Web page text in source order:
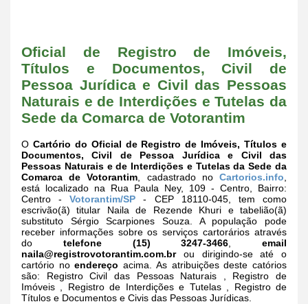
Oficial de Registro de Imóveis,
Títulos e Documentos, Civil de
Pessoa Jurídica e Civil das Pessoas
Naturais e de Interdições e Tutelas da
Sede da Comarca de Votorantim
O Cartório do Oficial de Registro de Imóveis, Títulos e
Documentos, Civil de Pessoa Jurídica e Civil das
Pessoas Naturais e de Interdições e Tutelas da Sede da
Comarca de Votorantim , cadastrado noCartorios.info
está localizado na Rua Paula Ney, 109 - Centro, Bairro:
Centro -Votorantim/SP - CEP 18110-045, tem como
escrivão(ã) titular Naila de Rezende Khuri e tabelião(ã)
substituto Sérgio Scarpiones Souza. A população pode
receber informações sobre os serviços cartorários através
do telefone (15) 3247-3466
email
naila@registrovotorantim.com.brou dirigindo-se até o
cartório noendereço acima. As atribuições deste catórios
são: Registro Civil das Pessoas Naturais , Registro de
Imóveis , Registro de Interdições e Tutelas , Registro de
Títulos e Documentos e Civis das Pessoas Jurídicas.